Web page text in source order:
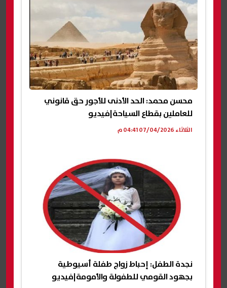
محسن محمد: الحد الأدنى للأجور حق قانوني
للعاملين بقطاع السياحة|فيديو
الثلاثاء 07/04/2026 04:41 م
نجدة الطفل: إحباط زواج طفلة أسيوطية
بجهود القومي للطفولة والأمومة|فيديو